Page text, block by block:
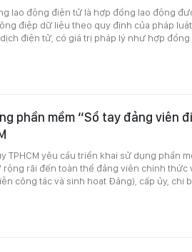
lao động điện tử là hợp đồng lao động
điệp dữ liệu theo quy định của pháp
điện tử, có giá trị pháp lý như hợp
phần mềm “Sổ tay đảng viên
TPHCM yêu cầu triển khai sử dụng phần
rộng rãi đến toàn thể đảng viên chính thức
công tác và sinh hoạt Đảng), cấp ủy, chi